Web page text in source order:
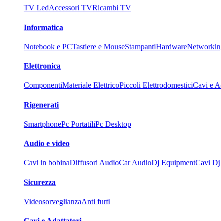
TV LedAccessori TVRicambi TV
Informatica
Notebook e PCTastiere e MouseStampantiHardware
Elettronica
ComponentiMateriale ElettricoPiccoli ElettrodomesticiCavi e
Rigenerati
SmartphonePc PortatiliPc Desktop
Audio e video
Cavi in bobinaDiffusori AudioCar AudioDj EquipmentCavi Dj
Sicurezza
VideosorveglianzaAnti furti